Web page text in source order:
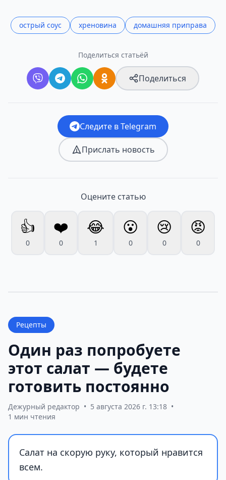
острый соус хреновина домашняя приправа
Поделиться статьёй
Поделиться
Следите в Telegram
Прислать новость
Оцените статью
👍
0
❤️
0
😂
1
😮
0
😢
0
😡
0
Рецепты
Один раз попробуете
этот салат — будете
готовить постоянно
Дежурный редактор • 5 августа 2026 г. 13:18 •
1 мин чтения
Салат на скорую руку, который нравится
всем.